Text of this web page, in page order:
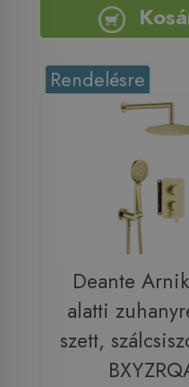
Rendelésre
Deante
alatti
szett,